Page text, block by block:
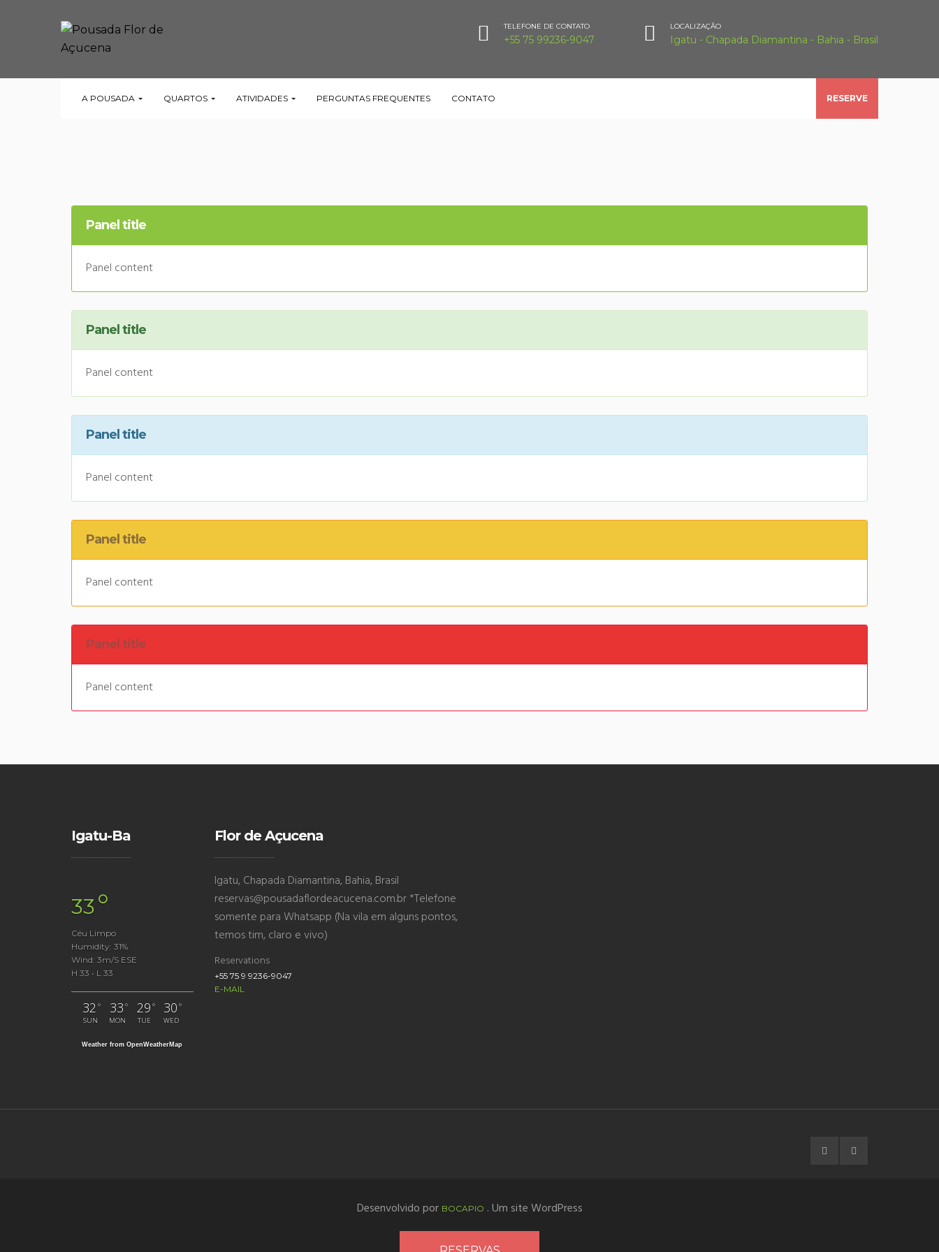
TELEFONE DE CONTATO
+55 75 99236-9047
LOCALIZAÇÃO
Igatu - Chapada Diamantina - Bahia - Brasil
A POUSADA QUARTOS ATIVIDADES PERGUNTAS FREQUENTES CONTATO RESERVE
Panel title
Panel content
Panel title
Panel content
Panel title
Panel content
Panel title
Panel content
Panel title
Panel content
Igatu-Ba
33°
Céu Limpo
Humidity: 31%
Wind: 3m/s ESE
H 33 • L 33
32 °
SUN
33 °
MON
29 °
TUE
30 °
WED
Weather from OpenWeatherMap
Flor de Açucena
Igatu, Chapada Diamantina, Bahia, Brasil
reservas@pousadaflordeacucena.com.br *Telefone
somente para Whatsapp (Na vila em alguns pontos,
temos tim, claro e vivo)
Reservations
+55 75 9 9236-9047
E-MAIL
Desenvolvido por BOCAPIO . Um site WordPress